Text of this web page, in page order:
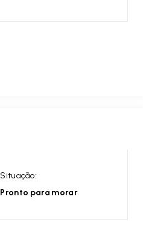
Situação:
Pronto para morar